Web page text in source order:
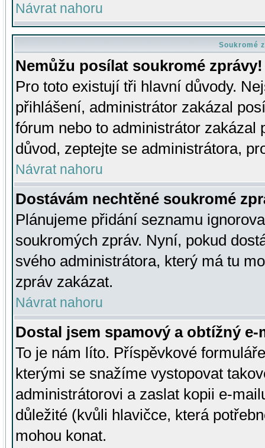
Návrat nahoru
Soukromé
Nemůžu posílat soukromé zprávy!
Pro toto existují tři hlavní důvody.
přihlášení, administrátor zakázal
fórum nebo to administrátor zakázal
důvod, zeptejte se administrátora,
Návrat nahoru
Dostávám nechtěné soukromé
Plánujeme přidání seznamu
soukromých zpráv. Nyní, pokud
svého administrátora, který má tu
zpráv zakázat.
Návrat nahoru
Dostal jsem spamový a obtížný
To je nám líto. Příspěvkové
kterými se snažíme vystopovat
administrátorovi a zaslat kopii e-
důležité (kvůli hlavičce, která
mohou konat.